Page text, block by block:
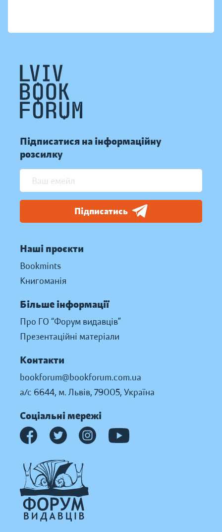
Підписатися на інформаційну
розсилку
Підписатись
Наші проєкти
Bookmints
Книгоманія
Більше інформації
Про ГО “Форум видавців”
Презентаційні матеріали
Контакти
bookforum@bookforum.com.ua
а/с 6644, м. Львів, 79005, Україна
Соціальні мережі